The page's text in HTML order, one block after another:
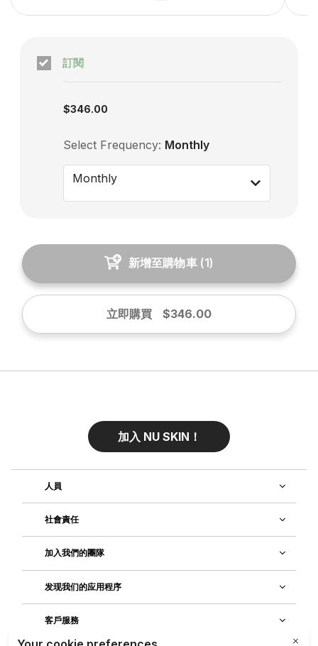
訂閱
$346.00
Select Frequency: Monthly
Monthly
新增至購物車(1)
立即購買 $346.00
加入 NU SKIN！
人員
社會責任
加入我們的團隊
发现我们的应用程序
客戶服務